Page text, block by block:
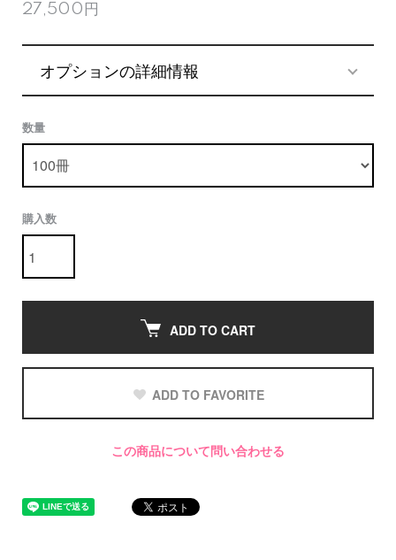
27,500円
オプションの詳細情報
数量
購入数
ADD TO CART
ADD TO FAVORITE
この商品について問い合わせる